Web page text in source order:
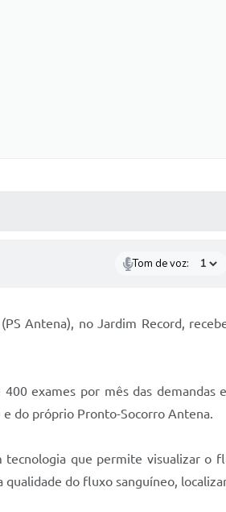
Tom de voz:
Antena), no Jardim Record,
exames por mês das demandas
do próprio Pronto-Socorro Antena.
que permite visualizar
do fluxo sanguíneo,